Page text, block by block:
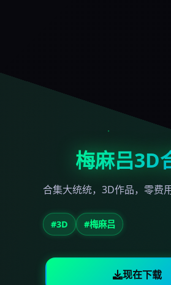
梅麻吕3D
合集大统统，3D作品，零费
#3D #梅麻吕
现在下载